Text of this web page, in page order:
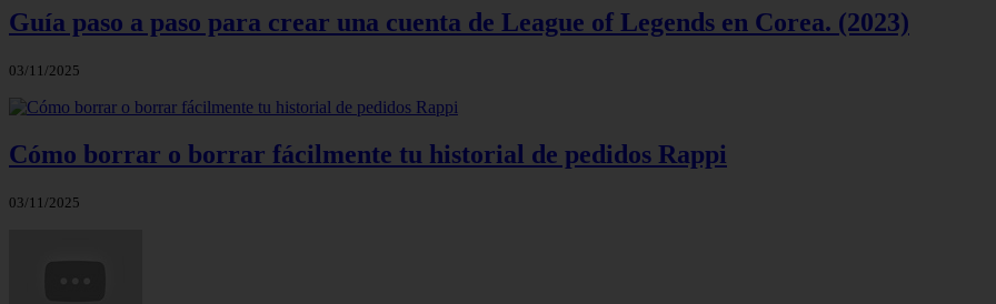
Guía paso a paso para crear una cuenta de League of Legends en Corea. (2023)
03/11/2025
Cómo borrar o borrar fácilmente tu historial de pedidos Rappi
03/11/2025